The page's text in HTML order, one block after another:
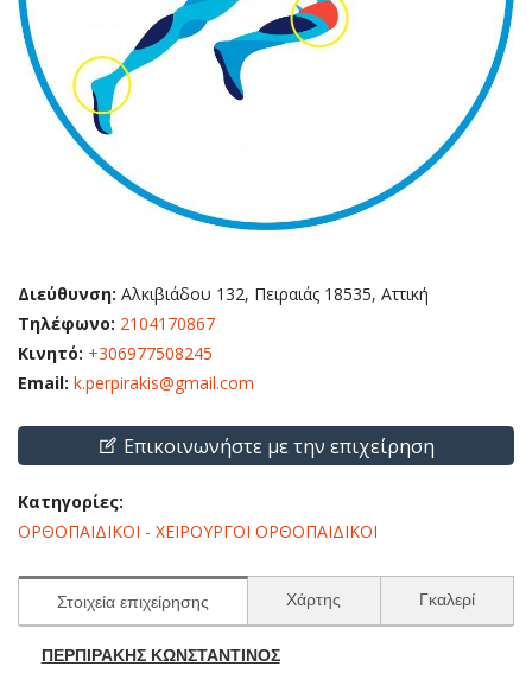
Διεύθυνση: Αλκιβιάδου 132, Πειραιάς 18535, Αττική
Τηλέφωνο: 2104170867
Κινητό: +306977508245
Email: k.perpirakis@gmail.com
Επικοινωνήστε με την επιχείρηση
Κατηγορίες:
ΟΡΘΟΠΑΙΔΙΚΟΙ - ΧΕΙΡΟΥΡΓΟΙ ΟΡΘΟΠΑΙΔΙΚΟΙ
Στοιχεία επιχείρησης Χάρτης Γκαλερί
ΠΕΡΠΙΡΑΚΗΣ ΚΩΝΣΤΑΝΤΙΝΟΣ